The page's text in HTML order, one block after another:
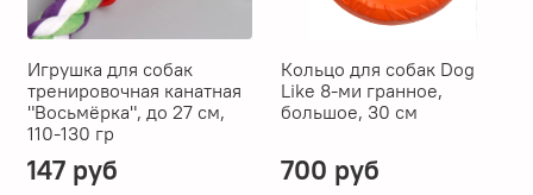
Игрушка для собак
тренировочная канатная
"Восьмёрка", до 27 см,
110-130 гр
147 руб
Кольцо для собак Dog
Like 8-ми гранное,
большое, 30 см
700 руб